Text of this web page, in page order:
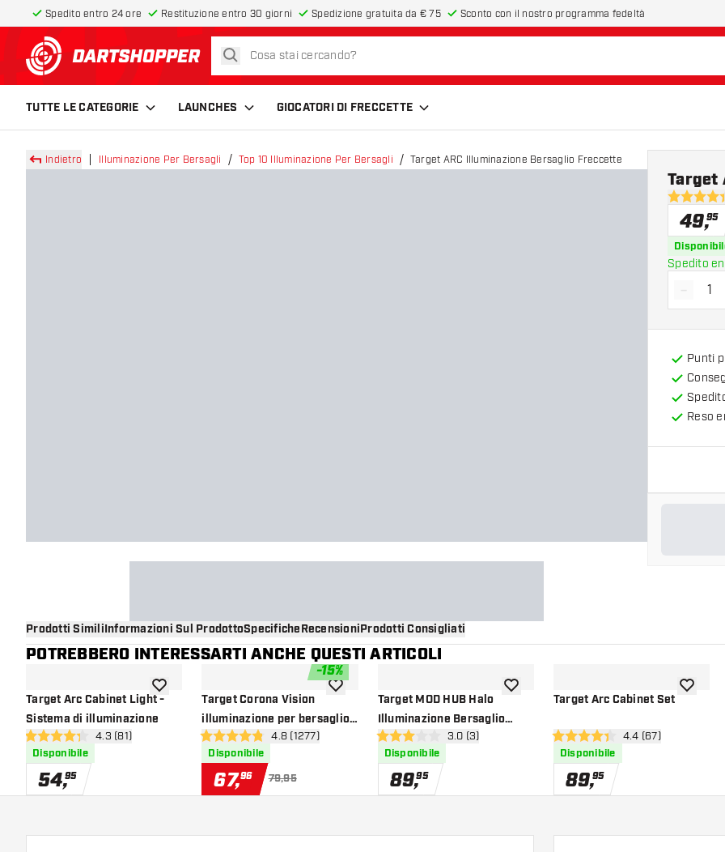
Spedito entro 24 ore Restituzione entro 30 giorni Spedizione gratuita da € 75 Sconto con il nostro programma fedeltà
torna alla home page
cerca
TUTTE LE CATEGORIE LAUNCHES GIOCATORI DI FRECCETTE
Indietro Illuminazione Per Bersagli Top 10 Illuminazione Per Bersagli Target ARC Illuminazione Bersaglio Freccette
4.4 stelle
Target
49,95
Spedito
-
Punti
Reso
Prodotti SimiliInformazioni Sul ProdottoSpecificheRecensioniProdotti Consigliati
POTREBBERO INTERESSARTI ANCHE QUESTI ARTICOLI
Target Arc Cabinet Light -
Sistema di illuminazione
apri pannello recensioni
4.3 stelle di valutazione
4.3 (81)
Disponibile
54,95
aggiungi alla lista dei desideri
-15%
Target Corona Vision
illuminazione per bersaglio
freccette apri pannello recensioni
4.8 stelle di valutazione
4.8 (1277)
Disponibile
67,96 79,95
aggiungi alla lista dei desideri
Target MOD HUB Halo
Illuminazione Bersaglio
Freccette
apri pannello recensioni
3 stelle di valutazione
3.0 (3)
Disponibile
89,95
aggiungi alla lista dei desideri
Target Arc Cabinet Set
apri pannello
4.4 stelle di valutazione
4.4 (67)
Disponibile
89,95